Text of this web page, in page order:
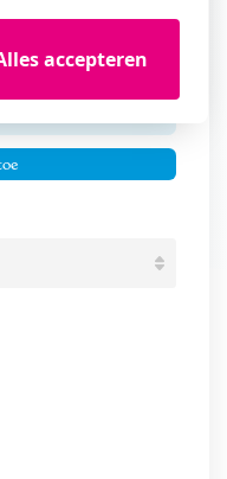
accepteren